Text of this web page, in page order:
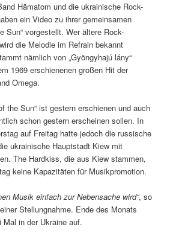
Hämatom und die ukrainische Rock-
ein Video zu ihrer gemeinsamen
Sun“ vorgestellt. Wer ältere Rock-
die Melodie im Refrain bekannt
nämlich von „Gyöngyhajú lány“
1969 erschienenen großen Hit der
Omega.
the Sun“ ist gestern erschienen und auch
schon gestern erscheinen sollen. In
auf Freitag hatte jedoch die russische
ukrainische Hauptstadt Kiew mit
The Hardkiss, die aus Kiew stammen,
keine Kapazitäten für Musikpromotion.
Musik einfach zur Nebensache wird“, so
Stellungnahme. Ende des Monats
in der Ukraine auf.